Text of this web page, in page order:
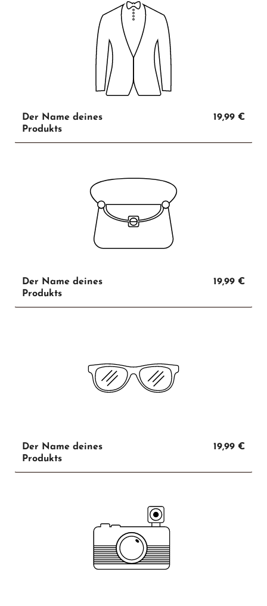
Der Name deines
Produkts
19,99 €
Der Name deines
Produkts
19,99 €
Der Name deines
Produkts
19,99 €